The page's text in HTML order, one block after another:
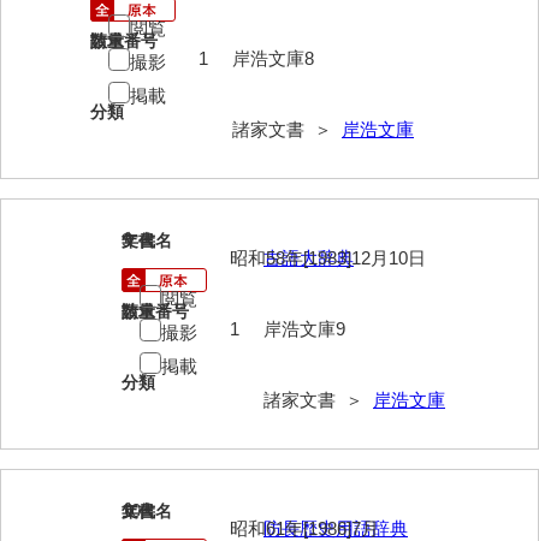
小田家文書（柳井市和田）
小田家文書（山口市下小鯖）
小野家文書
鹿島家文書
梶山家文書
鍛冶利吉文書
片岡トミ子自作農地木札
堅田家文書（一般郷土伝来）
堅田家文書（山口市２）
片山家文書（阿東町）
請求番号
岸浩文庫8
分類
諸家文書 ＞ 岸浩文庫
数量
1
閲覧
撮影
掲載
9
文書名
古語大辞典
請求番号
岸浩文庫9
分類
諸家文書 ＞ 岸浩文庫
年代
昭和58年[1983]12月10日
数量
1
閲覧
撮影
掲載
10
文書名
防長歴史用語辞典
年代
昭和61年[1986]7月